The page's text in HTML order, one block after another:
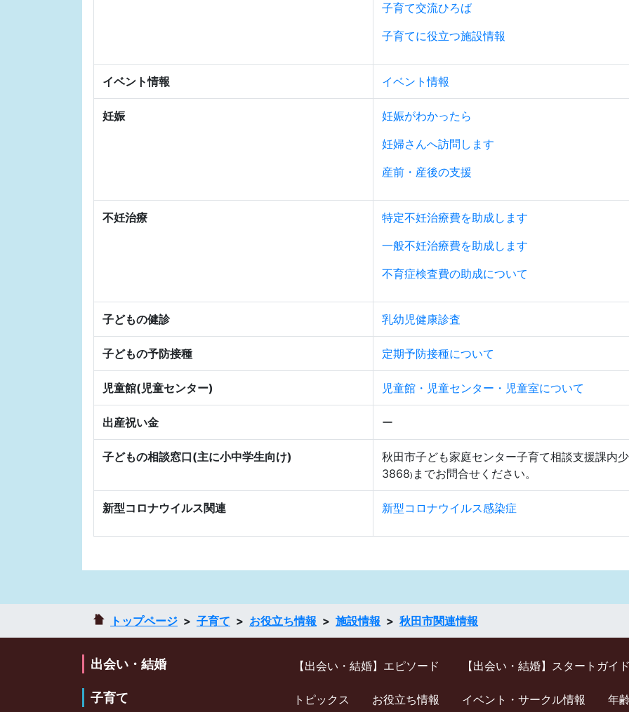
子育て交流ひろば
子育てに役立つ施設情報
イベント情報 イベント情報
妊娠
妊娠がわかったら
妊婦さんへ訪問します
産前・産後の支援
不妊治療
特定不妊治療費を助成します
一般不妊治療費を助成します
不育症検査費の助成について
子どもの健診 乳幼児健康診査
子どもの予防接種 定期予防接種について
児童館(児童センター) 児童館・児童センター・児童室について
出産祝い金 ー
子どもの相談窓口(主に小中学生向け)
秋田市子ども家庭センター子育て相談支援課内
3868) までお問合せください。
新型コロナウイルス関連 新型コロナウイルス感染症
トップページ 子育て お役立ち情報 施設情報 秋田市関連情報
出会い・結婚 【出会い・結婚】エピソード 【出会い・結婚】スタートガイ
子育て トピックス お役立ち情報 イベント・サークル情報 年